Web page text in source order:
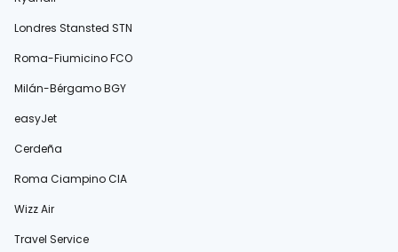
Londres Stansted STN
Roma-Fiumicino FCO
Milán-Bérgamo BGY
easyJet
Cerdeña
Roma Ciampino CIA
Wizz Air
Travel Service